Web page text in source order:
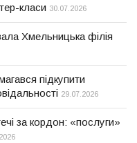
класи 30.07.2026
Хмельницька філія
підкупити
29.07.2026
за кордон: «послуги»